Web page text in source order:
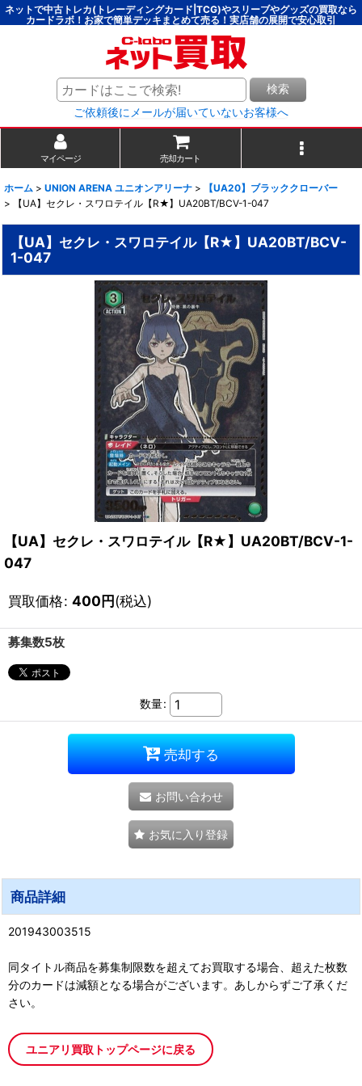
ネットで中古トレカ(トレーディングカード|TCG)やスリーブやグッズの買取なら
カードラボ！お家で簡単デッキまとめて売る！実店舗の展開で安心取引
検索
ご依頼後にメールが届いていないお客様へ
マイページ 売却カート
ホーム > UNION ARENA ユニオンアリーナ >
【UA20】ブラッククローバー
>
【UA】セクレ・スワロテイル【R★】UA20BT/BCV-1-047
【UA】セクレ・スワロテイル【R★】UA20BT/BCV-
1-047
【UA】セクレ・スワロテイル【R★】UA20BT/BCV-1-
047
買取価格: 400円(税込)
募集数5枚
数量:
売却する
お問い合わせ
お気に入り登録
商品詳細
201943003515
同タイトル商品を募集制限数を超えてお買取する場合、超えた枚数
分のカードは減額となる場合がございます。あしからずご了承くだ
さい。
ユニアリ買取トップページに戻る